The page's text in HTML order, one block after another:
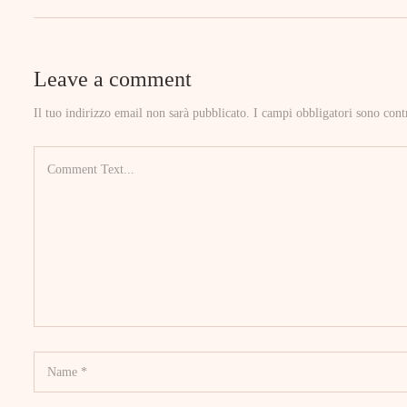
Leave a comment
Il tuo indirizzo email non sarà pubblicato. I campi obbligatori sono